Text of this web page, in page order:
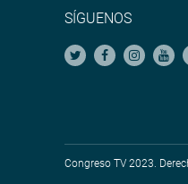
SÍGUENOS
Congreso TV 2023.